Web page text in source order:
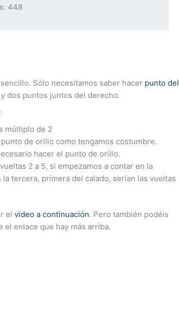
448
Sólo necesitamos saber hacer punto del
dos puntos juntos del derecho.
múltiplo de 2
de orillo como tengamos costumbre.
hacer el punto de orillo.
2 a 5, si empezamos a contar en la
tercera, primera del calado, serían las vueltas
el video a continuación. Pero también podéis
enlace que hay más arriba.